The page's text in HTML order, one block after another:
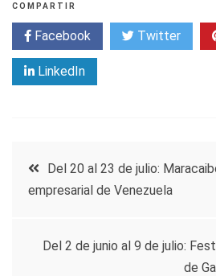
COMPARTIR
Facebook Twitter
LinkedIn
Navegación
entradas
Del 20 al 23 de julio:
empresarial de Venezuela
Del 2 de junio al 9 de julio:
de